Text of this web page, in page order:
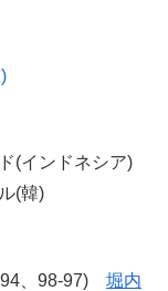
(インドネシア)
(韓)
、98-97) 堀内